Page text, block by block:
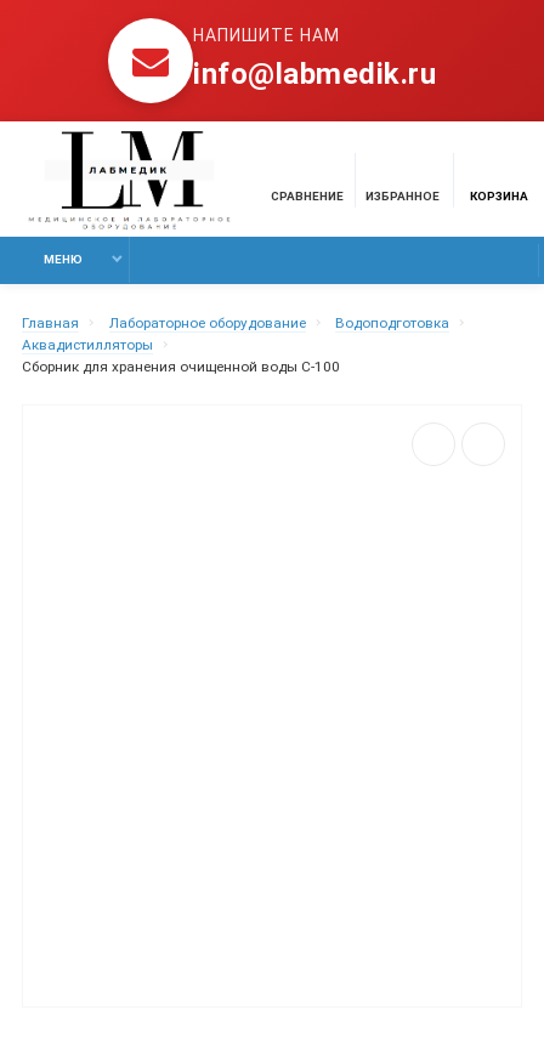
НАПИШИТЕ НАМ
info@labmedik.ru
СРАВНЕНИЕ ИЗБРАННОЕ КОРЗИНА
МЕНЮ
Главная Лабораторное оборудование
Водоподготовка
Аквадистилляторы
Сборник для хранения очищенной воды С-100